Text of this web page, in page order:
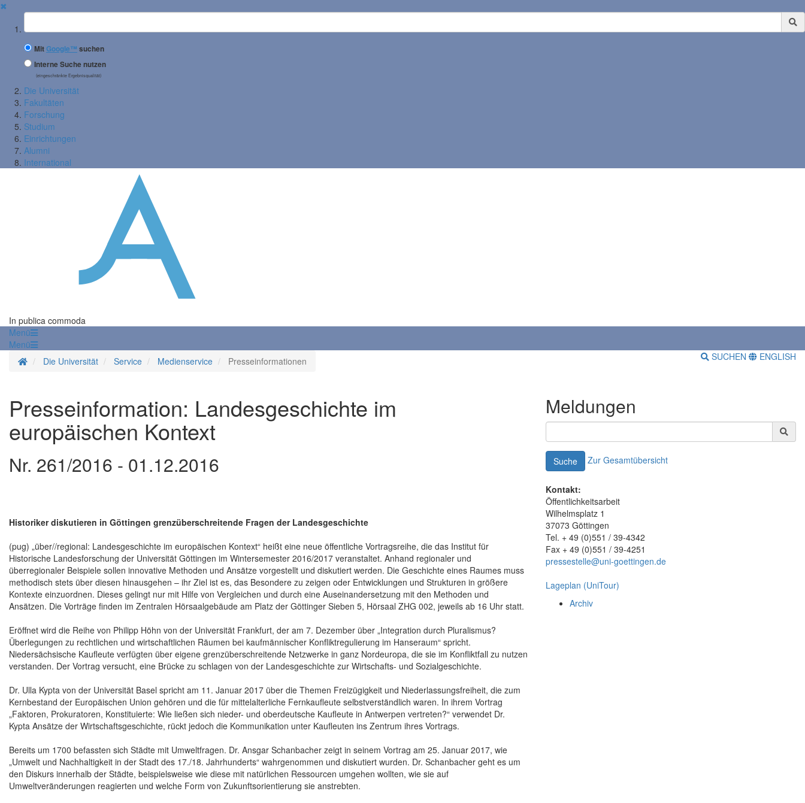
✖
Suchbegriff
MitGoogle™ suchen
Interne Suche nutzen
(eingeschränkte Ergebnisqualität)
Die Universität
Fakultäten
Forschung
Studium
Einrichtungen
Alumni
International
In publica commoda
Menü
Menü
StartseiteDie Universität Service Medienservice Presseinformationen SUCHEN ENGLISH
Presseinformation: Landesgeschichte im
europäischen Kontext
Nr. 261/2016 - 01.12.2016
Historiker diskutieren in Göttingen grenzüberschreitende Fragen der Landesgeschichte
(pug) „über//regional: Landesgeschichte im europäischen Kontext“ heißt eine neue öffentliche Vortragsreihe, die das Institut für
Historische Landesforschung der Universität Göttingen im Wintersemester 2016/2017 veranstaltet. Anhand regionaler und
überregionaler Beispiele sollen innovative Methoden und Ansätze vorgestellt und diskutiert werden. Die Geschichte eines Raumes muss
methodisch stets über diesen hinausgehen – ihr Ziel ist es, das Besondere zu zeigen oder Entwicklungen und Strukturen in größere
Kontexte einzuordnen. Dieses gelingt nur mit Hilfe von Vergleichen und durch eine Auseinandersetzung mit den Methoden und
Ansätzen. Die Vorträge finden im Zentralen Hörsaalgebäude am Platz der Göttinger Sieben 5, Hörsaal ZHG 002, jeweils ab 16 Uhr statt.
Eröffnet wird die Reihe von Philipp Höhn von der Universität Frankfurt, der am 7. Dezember über „Integration durch Pluralismus?
Überlegungen zu rechtlichen und wirtschaftlichen Räumen bei kaufmännischer Konfliktregulierung im Hanseraum“ spricht.
Niedersächsische Kaufleute verfügten über eigene grenzüberschreitende Netzwerke in ganz Nordeuropa, die sie im Konfliktfall zu nutzen
verstanden. Der Vortrag versucht, eine Brücke zu schlagen von der Landesgeschichte zur Wirtschafts- und Sozialgeschichte.
Dr. Ulla Kypta von der Universität Basel spricht am 11. Januar 2017 über die Themen Freizügigkeit und Niederlassungsfreiheit, die zum
Kernbestand der Europäischen Union gehören und die für mittelalterliche Fernkaufleute selbstverständlich waren. In ihrem Vortrag
„Faktoren, Prokuratoren, Konstituierte: Wie ließen sich nieder- und oberdeutsche Kaufleute in Antwerpen vertreten?“ verwendet Dr.
Kypta Ansätze der Wirtschaftsgeschichte, rückt jedoch die Kommunikation unter Kaufleuten ins Zentrum ihres Vortrags.
Bereits um 1700 befassten sich Städte mit Umweltfragen. Dr. Ansgar Schanbacher zeigt in seinem Vortrag am 25. Januar 2017, wie
„Umwelt und Nachhaltigkeit in der Stadt des 17./18. Jahrhunderts“ wahrgenommen und diskutiert wurden. Dr. Schanbacher geht es um
den Diskurs innerhalb der Städte, beispielsweise wie diese mit natürlichen Ressourcen umgehen wollten, wie sie auf
Umweltveränderungen reagierten und welche Form von Zukunftsorientierung sie anstrebten.
Meldungen
Suche Zur Gesamtübersicht
Kontakt:
Öffentlichkeitsarbeit
Wilhelmsplatz 1
37073 Göttingen
Tel. + 49 (0)551 / 39-4342
Fax + 49 (0)551 / 39-4251
pressestelle@uni-goettingen.de
Lageplan (UniTour)
Archiv